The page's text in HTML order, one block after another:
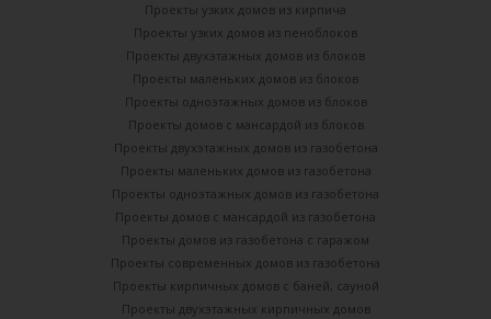
Проекты узких домов из кирпича
Проекты узких домов из пеноблоков
Проекты двухэтажных домов из блоков
Проекты маленьких домов из блоков
Проекты одноэтажных домов из блоков
Проекты домов с мансардой из блоков
Проекты двухэтажных домов из газобетона
Проекты маленьких домов из газобетона
Проекты одноэтажных домов из газобетона
Проекты домов с мансардой из газобетона
Проекты домов из газобетона с гаражом
Проекты современных домов из газобетона
Проекты кирпичных домов с баней, сауной
Проекты двухэтажных кирпичных домов